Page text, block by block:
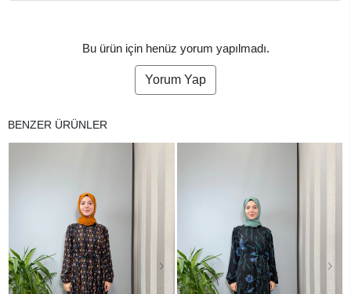
Bu ürün için henüz yorum yapılmadı.
Yorum Yap
BENZER ÜRÜNLER